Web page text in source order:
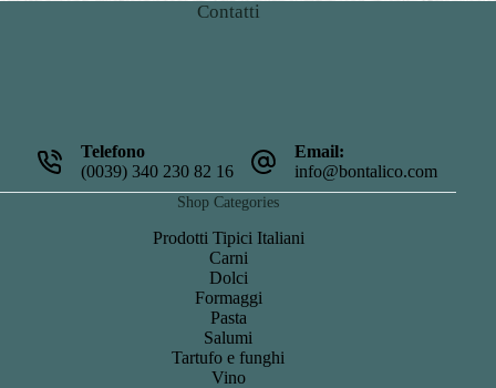
Contatti
Telefono
(0039) 340 230 82 16
Email:
info@bontalico.com
Shop Categories
Prodotti Tipici Italiani
Carni
Dolci
Formaggi
Pasta
Salumi
Tartufo e funghi
Vino